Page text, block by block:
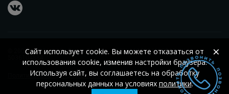
vkontakte
© 2007 – 2026 ООО «Гласс Проект» ОГРН 1105074002560; ИНН
Политика конфиденциальности
Сайт использует cookie. Вы можете отказаться от
использования cookie, изменив настройки браузера.
Используя сайт, вы соглашаетесь на обработку
персональных данных на условиях политики.
×